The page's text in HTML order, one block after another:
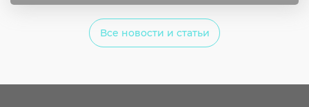
Все новости и статьи